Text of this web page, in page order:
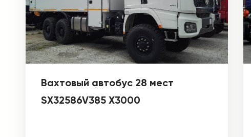
Вахтовый автобус 28 мест
SX32586V385 X3000